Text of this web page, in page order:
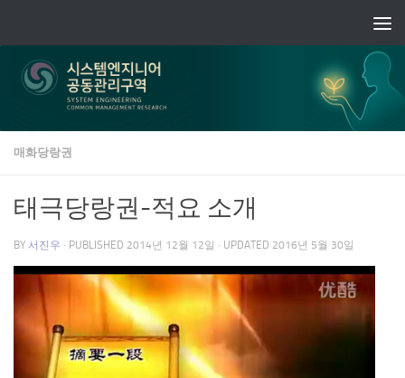
매화당랑권
태극당랑권-적요 소개
BY 서진우 · PUBLISHED 2014년 12월 12일 · UPDATED 2016년 5월 30일